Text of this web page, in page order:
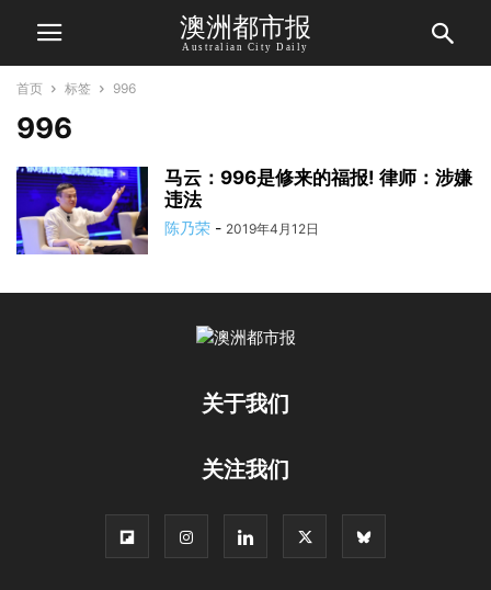
澳洲都市报
Australian City Daily
首页 标签 996
996
马云：996是修来的福报! 律师：涉嫌
违法
陈乃荣 - 2019年4月12日
关于我们
关注我们